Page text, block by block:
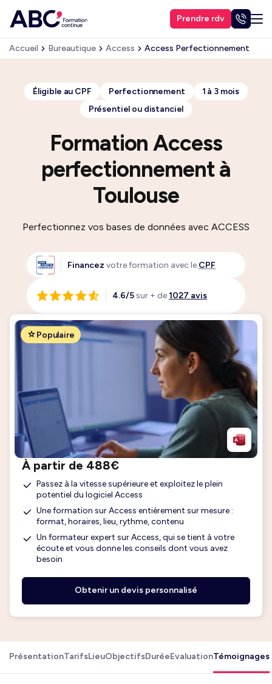
Prendre rdv
Accueil Bureautique Access Access Perfectionnement
Formation Access
perfectionnement à
Toulouse
Éligible au CPF Perfectionnement
1 à 3 mois
Présentiel ou distanciel
Perfectionnez vos bases de données avec ACCESS
Financez votre formation avec le CPF
4.6/5sur + de1027 avis
Populaire
À partir de 488€
Passez à la vitesse supérieure et exploitez le plein
potentiel du logiciel Access
Une formation sur Access entièrement sur mesure :
format, horaires, lieu, rythme, contenu
Un formateur expert sur Access, qui se tient à votre
écoute et vous donne les conseils dont vous avez
besoin
Obtenir un devis personnalisé
PrésentationTarifsLieuObjectifsDuréeEvaluationTémoignages